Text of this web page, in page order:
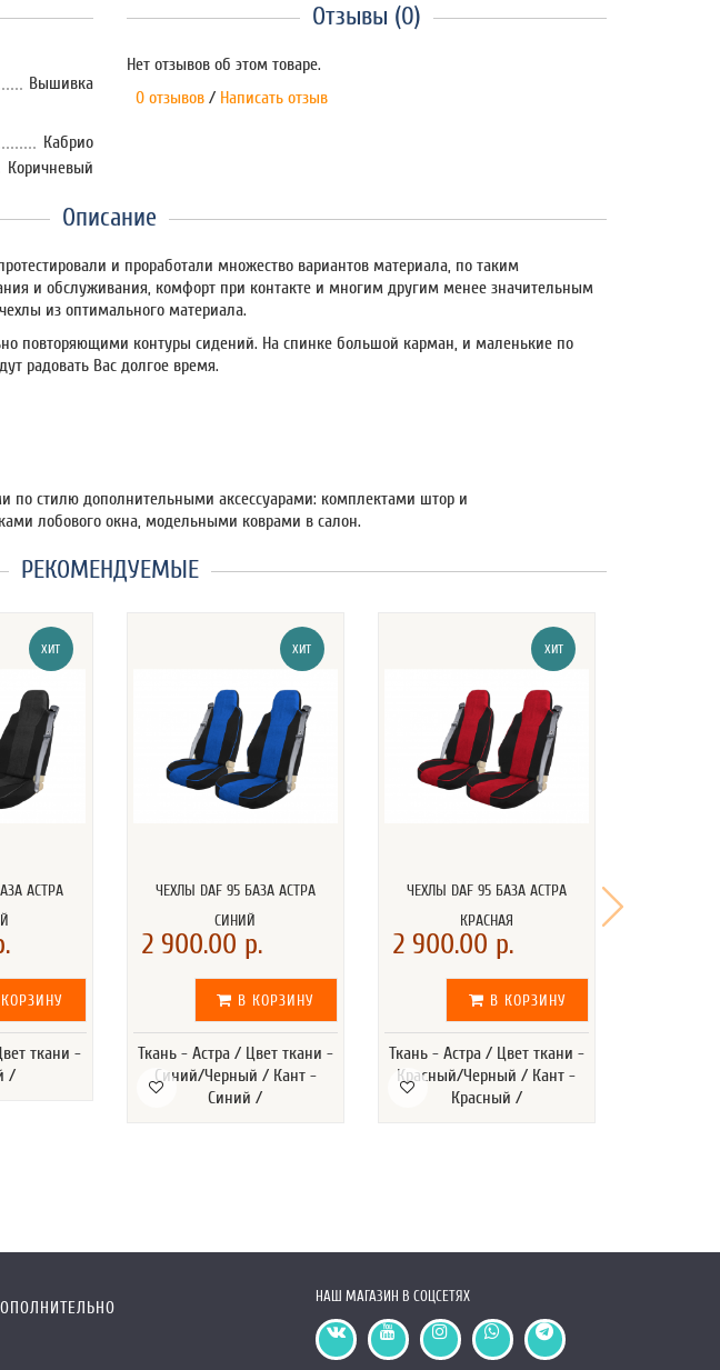
Вышивка
Кабрио
Коричневый
Отзывы (0)
Нет отзывов об этом товаре.
0 отзывов / Написать отзыв
Описание
и проработали множество вариантов материала, по таким
и обслуживания, комфорт при контакте и многим другим менее значительным
из оптимального материала.
повторяющими контуры сидений. На спинке большой карман, и маленькие по
радовать Вас долгое время.
стилю дополнительными аксессуарами: комплектами штор и
лобового окна, модельными коврами в салон.
РЕКОМЕНДУЕМЫЕ
ХИТ
АСТРА
ткани -
/
ХИТ
ЧЕХЛЫ DAF 95 БАЗА АСТРА
СИНИЙ
2 900.00 р.
В КОРЗИНУ
Ткань - Астра / Цвет ткани -
Синий/Черный / Кант -
Синий /
ХИТ
ЧЕХЛЫ DAF 95 БАЗА АСТРА
КРАСНАЯ
2 900.00 р.
В КОРЗИНУ
Ткань - Астра / Цвет ткани -
Красный/Черный / Кант -
Красный /
НАШ МАГАЗИН В СОЦСЕТЯХ